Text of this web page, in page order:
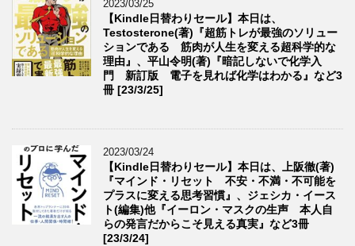
2023/03/25
【Kindle日替わりセール】本日は、
Testosterone(著)『超筋トレが最強のソリュー
ションである 筋肉が人生を変える超科学的な
理由』、平山令明(著)『暗記しないで化学入
門 新訂版 電子を見れば化学はわかる』など3
冊 [23/3/25]
2023/03/24
【Kindle日替わりセール】本日は、上阪徹(著)
『マインド・リセット 不安・不満・不可能を
プラスに変える思考習慣』、ジェシカ・イース
ト(編集)他『イーロン・マスクの生声 本人自
らの発言だからこそ見える真実』など3冊
[23/3/24]